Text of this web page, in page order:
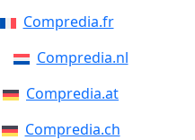
Compredia.fr
Compredia.nl
Compredia.at
Compredia.ch